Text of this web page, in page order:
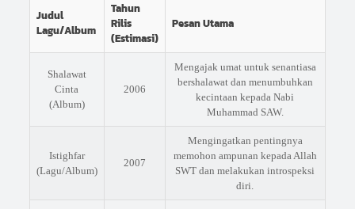
Judul
Lagu/Album
Tahun
Rilis
(Estimasi)
Pesan Utama
Shalawat
Cinta
(Album)
2006
Mengajak umat untuk senantiasa
bershalawat dan menumbuhkan
kecintaan kepada Nabi
Muhammad SAW.
Istighfar
(Lagu/Album)
2007
Mengingatkan pentingnya
memohon ampunan kepada Allah
SWT dan melakukan introspeksi
diri.